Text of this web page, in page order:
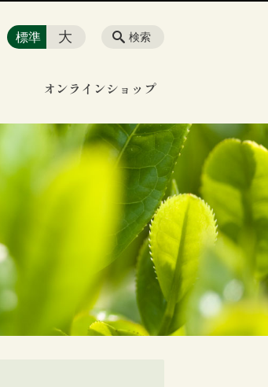
オンラインショップ
検索
標準 大